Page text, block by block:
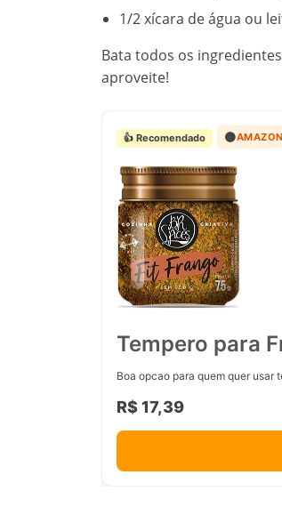
1/2 xícara de água ou
Bata todos os
aproveite!
👍 Recomendado 🟠AMAZON
Tempero para
Boa opcao para quem quer usar
R$ 17,39